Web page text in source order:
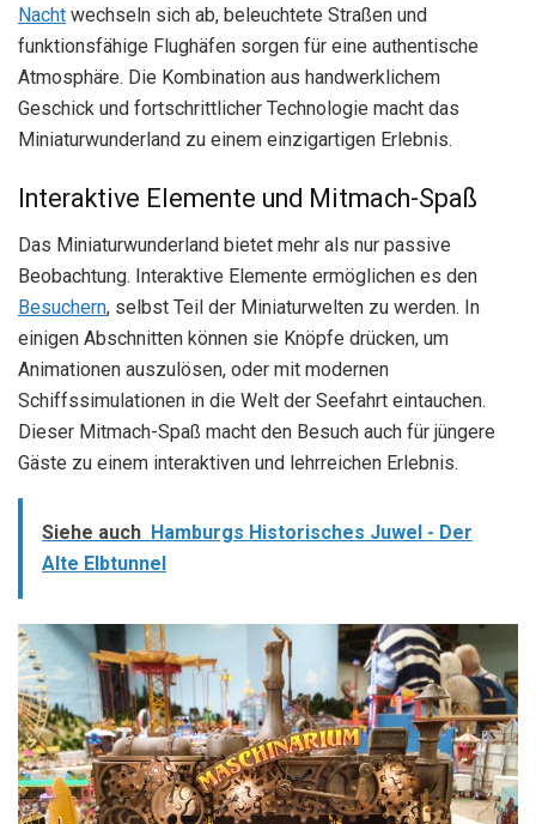
Nacht wechseln sich ab, beleuchtete Straßen und
funktionsfähige Flughäfen sorgen für eine authentische
Atmosphäre. Die Kombination aus handwerklichem
Geschick und fortschrittlicher Technologie macht das
Miniaturwunderland zu einem einzigartigen Erlebnis.
Interaktive Elemente und Mitmach-Spaß
Das Miniaturwunderland bietet mehr als nur passive
Beobachtung. Interaktive Elemente ermöglichen es den
Besuchern, selbst Teil der Miniaturwelten zu werden. In
einigen Abschnitten können sie Knöpfe drücken, um
Animationen auszulösen, oder mit modernen
Schiffssimulationen in die Welt der Seefahrt eintauchen.
Dieser Mitmach-Spaß macht den Besuch auch für jüngere
Gäste zu einem interaktiven und lehrreichen Erlebnis.
Siehe auch Hamburgs Historisches Juwel - Der
Alte Elbtunnel